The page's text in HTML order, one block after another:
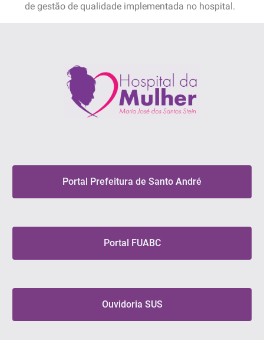
de gestão de qualidade implementada no hospital.
Portal Prefeitura de Santo André
Portal FUABC
Ouvidoria SUS